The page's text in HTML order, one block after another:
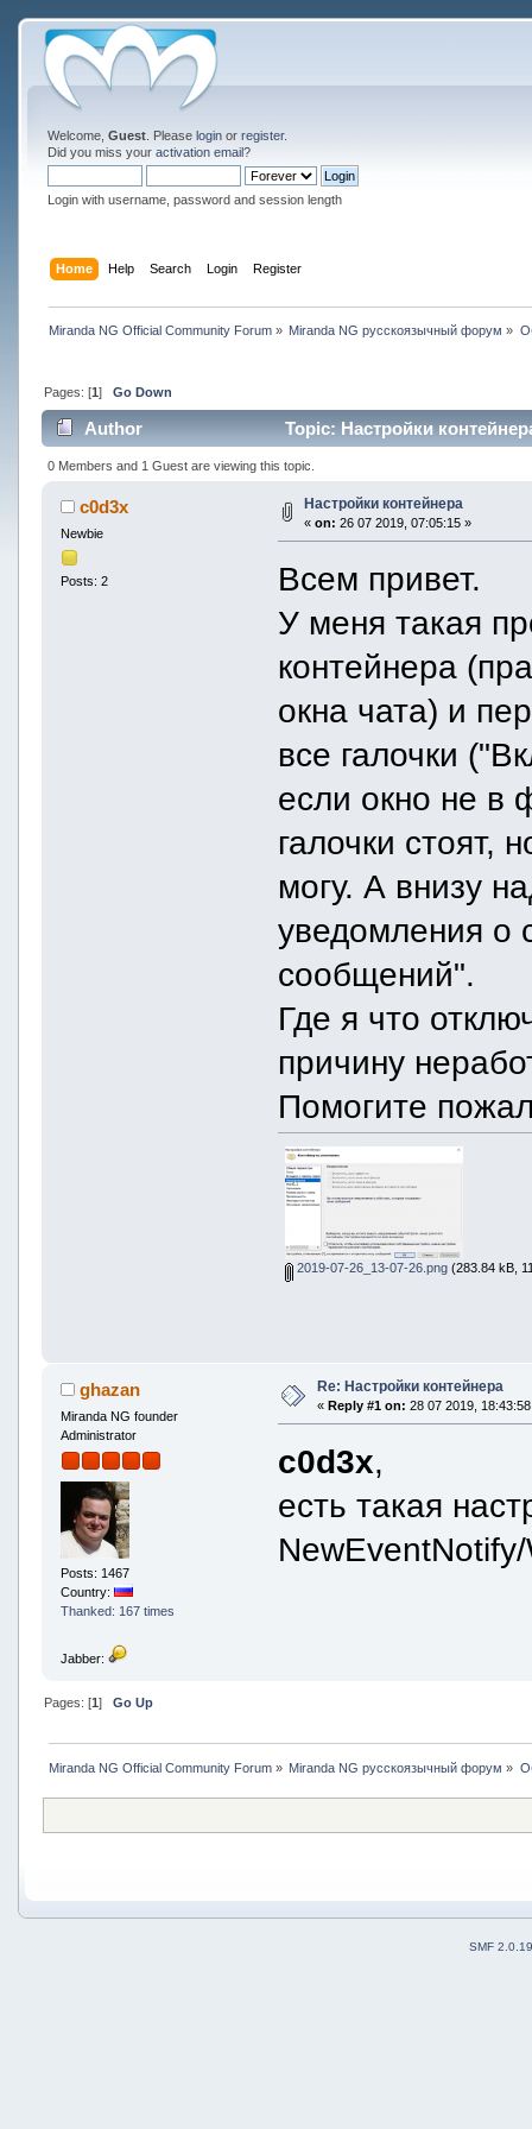
Welcome, Guest. Please loginor register.
Did you miss your activation email?
Login with username, password and session length
Home Help Search Login Register
Miranda NG Official Community Forum» Miranda NG русскоязычный форум »
Pages: [1] Go Down
Author Topic: Настройки
0 Members and 1 Guest are viewing this topic.
c0d3x
Newbie
Posts: 2
Настройки контейнера
« on: 26 07 2019, 07:05:15 »
Всем привет.
У меня такая
контейнера
окна чата) и
все галочки
если окно не в
галочки стоят,
могу. А внизу
уведомления о
сообщений".
Где я что
причину
Помогите
2019-07-26_13-07-26.png(283.84 kB,
ghazan
Miranda NG founder
Administrator
Posts: 1467
Country:
Thanked: 167 times
Jabber:
Re: Настройки контейнера
« Reply #1 on: 28 07 2019,
c0d3x,
есть такая
Pages: [1] Go Up
Miranda NG Official Community Forum» Miranda NG русскоязычный форум »
SMF 2.0.19